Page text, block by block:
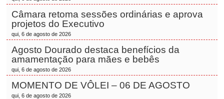
Câmara retoma sessões ordinárias e aprova
projetos do Executivo
qui, 6 de agosto de 2026
Agosto Dourado destaca benefícios da
amamentação para mães e bebês
qui, 6 de agosto de 2026
MOMENTO DE VÔLEI – 06 DE AGOSTO
qui, 6 de agosto de 2026